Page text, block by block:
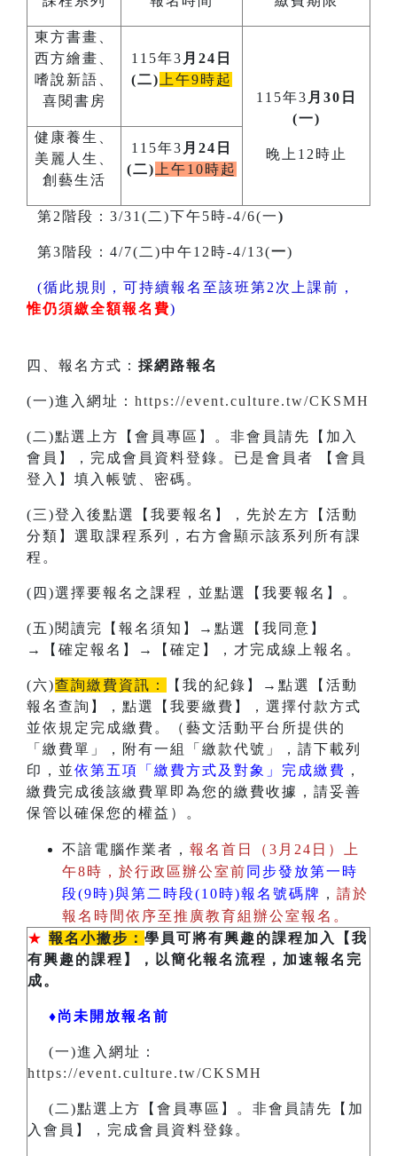
東方書畫、
西方繪畫、
嗜說新語、
喜閱書房
115年3 月24日
(二) 上午9時起
115年3 月30日
(一)
晚上12時止
健康養生、
美麗人生、
創藝生活
115年3 月24日
(二) 上午10時起
第2階段：3/31(二)下午5時-4/6(一)
第3階段：4/7(二)中午12時-4/13(一)
(循此規則，可持續報名至該班第2次上課前，
惟仍須繳全額報名費)
四、報名方式： 採網路報名
(一)進入網址： https://event.culture.tw/CKSMH
(二)點選上方【會員專區】。非會員請先【加入
會員】，完成會員資料登錄。已是會員者 【會員
登入】填入帳號、密碼。
(三)登入後點選【我要報名】，先於左方【活動
分類】選取課程系列，右方會顯示該系列所有課
程。
(四)選擇要報名之課程，並點選【我要報名】。
(五)閱讀完【報名須知】→點選【我同意】
→【確定報名】→【確定】，才完成線上報名。
(六)查詢繳費資訊：
【我的紀錄】→點選【活動
報名查詢】，點選【我要繳費】，選擇付款方式
並依規定完成繳費。（藝文活動平台所提供的
「繳費單」，附有一組「繳款代號」，請下載列
印，並依第五項「繳費方式及對象」完成繳費 ，
繳費完成後該繳費單即為您的繳費收據，請妥善
保管以確保您的權益）。
不諳電腦作業者， 報名首日（3月24日）上
午8時，於行政區辦公室前 同步發放第一時
段(9時)與第二時段(10時)報名號碼牌 ， 請於
報名時間依序至推廣教育組辦公室報名。
★ 報名小撇步： 學員可將有興趣的課程加入【我
有興趣的課程】，以簡化報名流程，加速報名完
成。
♦尚未開放報名前
(一)進入網址：
https://event.culture.tw/CKSMH
(二)點選上方【會員專區】。非會員請先【加
入會員】，完成會員資料登錄。